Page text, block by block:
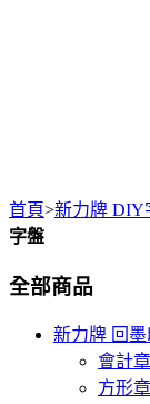
首頁>新力牌 DIY
字盤
全部商品
新力牌 回墨
會計
方形章